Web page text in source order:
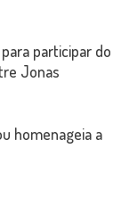
participar do
Jonas
homenageia a